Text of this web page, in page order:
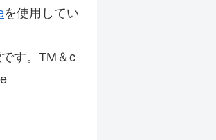
を使用してい
す。TM＆c